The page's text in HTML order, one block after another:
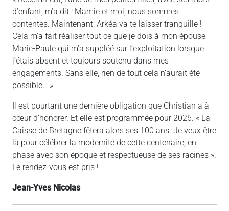
d’enfant, m’a dit : Mamie et moi, nous sommes
contentes. Maintenant, Arkéa va te laisser tranquille !
Cela m’a fait réaliser tout ce que je dois à mon épouse
Marie-Paule qui m’a suppléé sur l’exploitation lorsque
j’étais absent et toujours soutenu dans mes
engagements. Sans elle, rien de tout cela n’aurait été
possible… »
Il est pourtant une dernière obligation que Christian a à
cœur d’honorer. Et elle est programmée pour 2026. « La
Caisse de Bretagne fêtera alors ses 100 ans. Je veux être
là pour célébrer la modernité de cette centenaire, en
phase avec son époque et respectueuse de ses racines ».
Le rendez-vous est pris !
Jean-Yves Nicolas